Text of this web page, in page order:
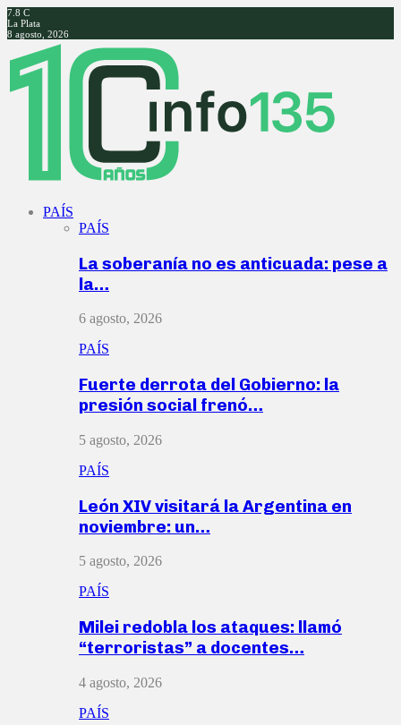
7.8 C
La Plata
8 agosto, 2026
Facebook
Twitter
Instagram
Youtube
PAÍS
PAÍS
La soberanía no es anticuada: pese a
la…
6 agosto, 2026
PAÍS
Fuerte derrota del Gobierno: la
presión social frenó…
5 agosto, 2026
PAÍS
León XIV visitará la Argentina en
noviembre: un…
5 agosto, 2026
PAÍS
Milei redobla los ataques: llamó
“terroristas” a docentes…
4 agosto, 2026
PAÍS